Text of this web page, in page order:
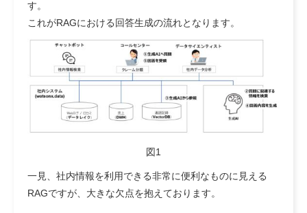
す。
これがRAGにおける回答生成の流れとなります。
図1
一見、社内情報を利用できる非常に便利なものに見える
RAGですが、大きな欠点を抱えております。